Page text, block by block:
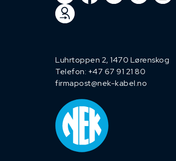
Luhrtoppen 2, 1470 Lørenskog
Telefon: +47 67 91 21 80
firmapost@nek-kabel.no